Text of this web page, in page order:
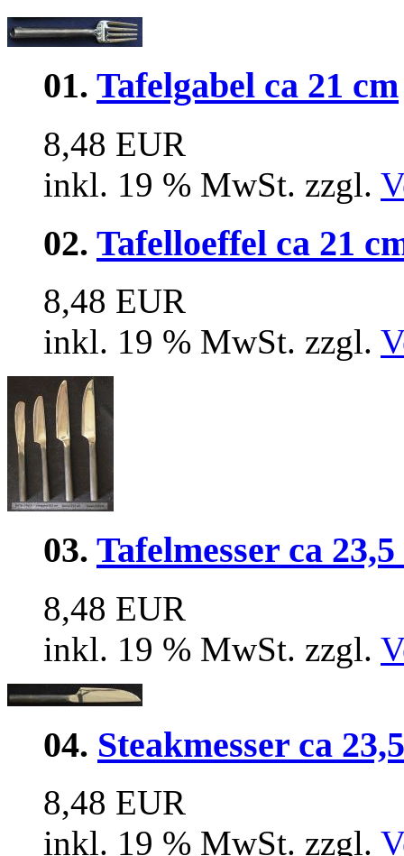
01. Tafelgabel ca 21 cm
8,48 EUR
inkl. 19 % MwSt. zzgl.
02. Tafelloeffel ca 21
8,48 EUR
inkl. 19 % MwSt. zzgl.
03. Tafelmesser ca
8,48 EUR
inkl. 19 % MwSt. zzgl.
04. Steakmesser ca
8,48 EUR
inkl. 19 % MwSt. zzgl.